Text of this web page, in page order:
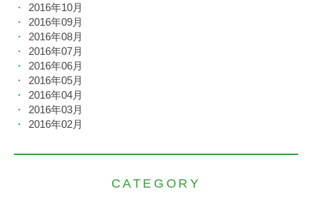
2016年10月
2016年09月
2016年08月
2016年07月
2016年06月
2016年05月
2016年04月
2016年03月
2016年02月
CATEGORY